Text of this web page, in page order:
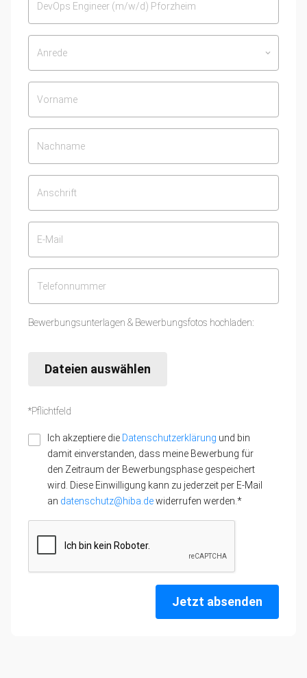
Anrede keyboard_arrow_down
Bewerbungsunterlagen & Bewerbungsfotos hochladen:
Dateien auswählen
*Pflichtfeld
Ich akzeptiere die Datenschutzerklärung und bin
damit einverstanden, dass meine Bewerbung für
den Zeitraum der Bewerbungsphase gespeichert
wird. Diese Einwilligung kann zu jederzeit per E-Mail
an datenschutz@hiba.dewiderrufen werden.*
Jetzt absenden